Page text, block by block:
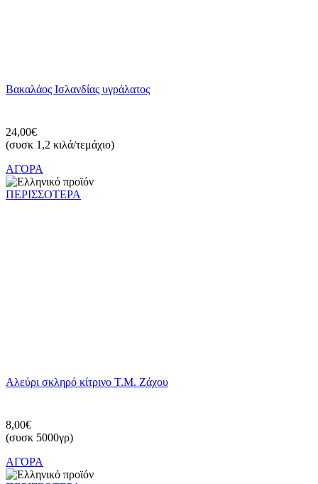
Βακαλάος Ισλανδίας υγράλατος
24,00€
(συσκ 1,2 κιλά/τεμάχιο)
ΑΓΟΡΑ
ΠΕΡΙΣΣΟΤΕΡΑ
Αλεύρι σκληρό κίτρινο Τ.Μ. Ζάχου
8,00€
(συσκ 5000γρ)
ΑΓΟΡΑ